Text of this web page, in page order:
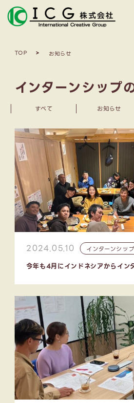
TOP お知らせ
インターンシップ
すべて お知らせ
2024.05.10 インターンシップ
今年も4月にインドネシアからイン